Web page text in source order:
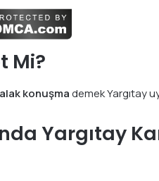
Mi?
konuşmademek Yargıtay
Yargıtay